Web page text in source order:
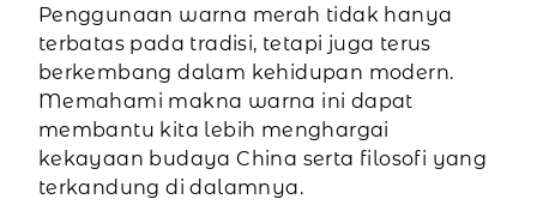
Penggunaan warna merah tidak hanya
terbatas pada tradisi, tetapi juga terus
berkembang dalam kehidupan modern.
Memahami makna warna ini dapat
membantu kita lebih menghargai
kekayaan budaya China serta filosofi yang
terkandung di dalamnya.